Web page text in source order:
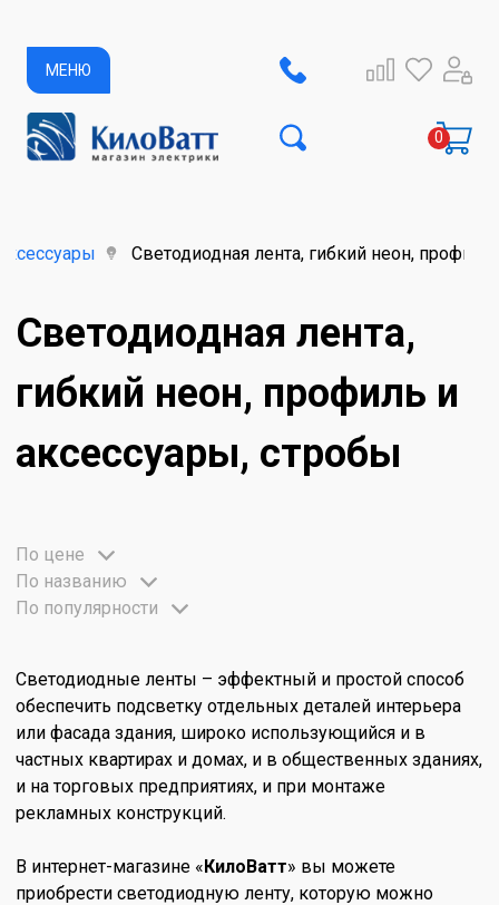
МЕНЮ
Светодиодная лента, гибкий неон,
Светодиодная лента,
гибкий неон, профиль и
аксессуары, стробы
По цене
По названию
По популярности
Светодиодные ленты – эффектный и простой способ
обеспечить подсветку отдельных деталей интерьера
или фасада здания, широко использующийся и в
частных квартирах и домах, и в общественных зданиях,
и на торговых предприятиях, и при монтаже
рекламных конструкций.
В интернет-магазине «КилоВатт» вы можете
приобрести светодиодную ленту, которую можно